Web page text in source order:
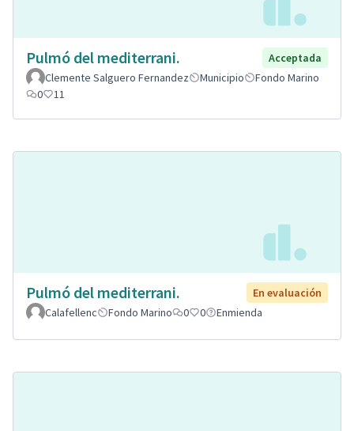
Pulmó del mediterrani.
Acceptada
Clemente Salguero Fernandez
Municipio
Fondo Marino
0
11
Pulmó del mediterrani.
En evaluación
Calafellenc
Fondo Marino 0 0 Enmienda